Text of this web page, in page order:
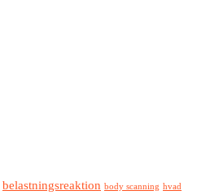
belastningsreaktion body scanning hvad